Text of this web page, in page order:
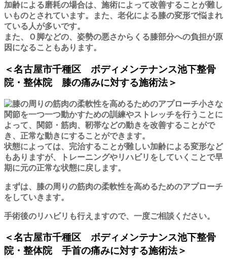
加齢による磨耗の場合は、施術によって改善することが難し
いものとされています。また、老化による膝の変形で悩まれ
ている人が多いです。
また、Ｏ脚などの、姿勢の悪さからくる膝部分への負担が原
因になることもあります。
＜名古屋市千種区 ボディメンテナンス池下整骨
院・整体院 膝の痛みに対する施術法＞
小さな
関節を一つ一つ動かすための訓練やストレッチを行うことに
よって、関節・筋肉、靭帯などの動きを改善することがで
き、正常な動きにすることができます。
状態によっては、完治することが難しい加齢による変形など
もありますが、トレーニングやリハビリをしていくことで早
期に元の正常な状態に戻します。
まずは、膝の周りの筋肉の柔軟性を高めるためのアプローチ
をしていきます。
手術後のリハビリも行えますので、一度ご相談ください。
＜名古屋市千種区 ボディメンテナンス池下整骨
院・整体院 手首の痛みに対する施術法＞